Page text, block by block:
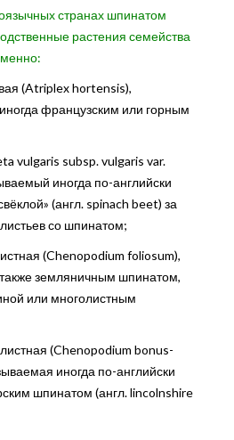
странах шпинатом
растения семейства
(Atriplex hortensis),
французским или горным
vulgaris subsp. vulgaris var.
иногда по-английски
(англ. spinach beet) за
со шпинатом;
(Chenopodium foliosum),
земляничным шпинатом,
или многолистным
(Chenopodium bonus-
иногда по-английски
шпинатом (англ. lincolnshire